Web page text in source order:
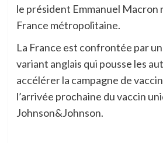
le président Emmanuel
France métropolitaine.
La France est confrontée par
variant anglais qui pousse les
accélérer la campagne de
l’arrivée prochaine du vaccin
Johnson&Johnson.